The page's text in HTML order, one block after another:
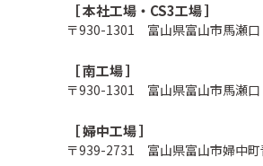
［ 本社工場・CS3工場 ］
〒930-1301 富山県富山市馬瀬口
［ 南工場 ］
〒930-1301 富山県富山市馬瀬口
［ 婦中工場 ］
〒939-2731 富山県富山市婦中町